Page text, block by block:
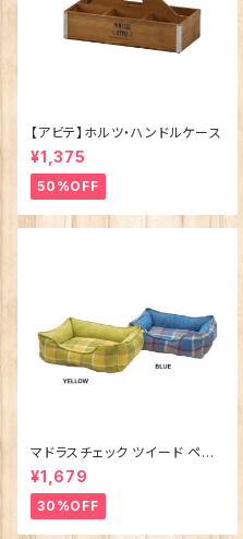
【アビテ】ホルツ・ハンドルケース
¥1,375
50%OFF
マドラスチェック ツイード ペット
ベッド（犬猫用）M
¥1,679
30%OFF